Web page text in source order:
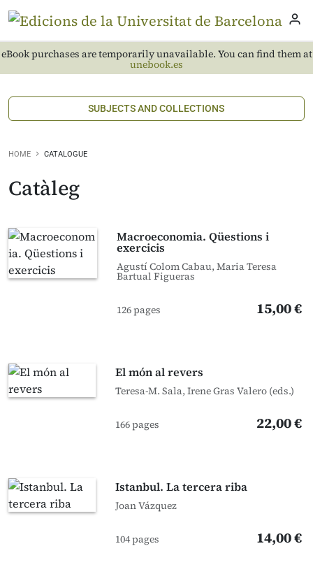
eBook purchases are temporarily unavailable. You can find them at
unebook.es
SUBJECTS AND COLLECTIONS
HOME CATALOGUE
Catàleg
Macroeconomia. Qüestions i
exercicis
Agustí Colom Cabau, Maria Teresa
Bartual Figueras
126 pages 15,00 €
El món al revers
Teresa-M. Sala, Irene Gras Valero (eds.)
166 pages 22,00 €
Istanbul. La tercera riba
Joan Vázquez
104 pages 14,00 €